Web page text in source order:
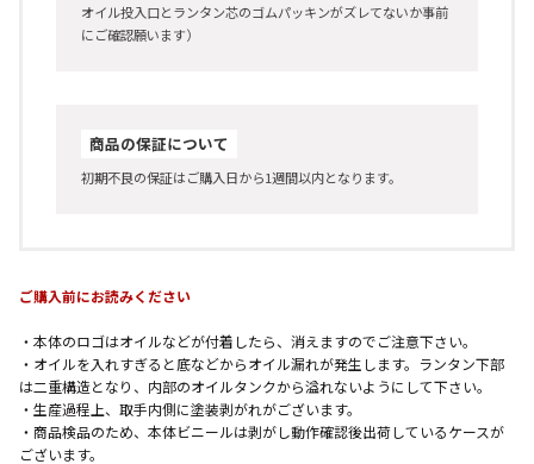
オイル投入口とランタン芯のゴムパッキンがズレてないか事前
にご確認願います）
商品の保証について
初期不良の保証はご購入日から1週間以内となります。
ご購入前にお読みください
・本体のロゴはオイルなどが付着したら、消えますのでご注意下さい。
・オイルを入れすぎると底などからオイル漏れが発生します。ランタン下部
は二重構造となり、内部のオイルタンクから溢れないようにして下さい。
・生産過程上、取手内側に塗装剥がれがございます。
・商品検品のため、本体ビニールは剥がし動作確認後出荷しているケースが
ございます。